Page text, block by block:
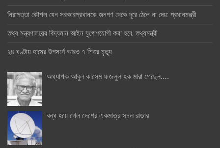
নিরাপত্তা কৌশল যেন সরকারপ্রধানকে জনগণ থেকে দূরে ঠেলে না দেয়: প্রধানমন্ত্রী
তথ্য মন্ত্রণালয়ের বিদ্যমান আইন যুগোপযোগী করা হবে: তথ্যমন্ত্রী
২৪ ঘণ্টায় হামের উপসর্গে আরও ৭ শিশুর মৃত্যু
অধ্যাপক আবুল কাসেম ফজলুল হক মারা গেছেন….
বন্ধ হয়ে গেল দেশের একমাত্র সচল রাডার